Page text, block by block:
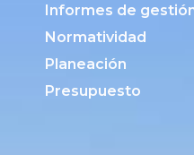
Informes de
Normatividad
Planeación
Presupuesto